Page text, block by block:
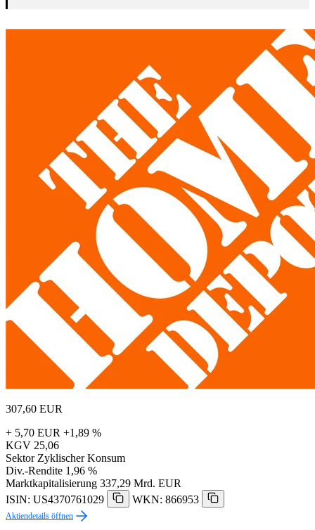
307,60 EUR
+ 5,70 EUR +1,89 %
KGV 25,06
Sektor Zyklischer Konsum
Div.-Rendite 1,96 %
Marktkapitalisierung 337,29 Mrd. EUR
ISIN: US4370761029
WKN: 866953
Aktiendetails öffnen